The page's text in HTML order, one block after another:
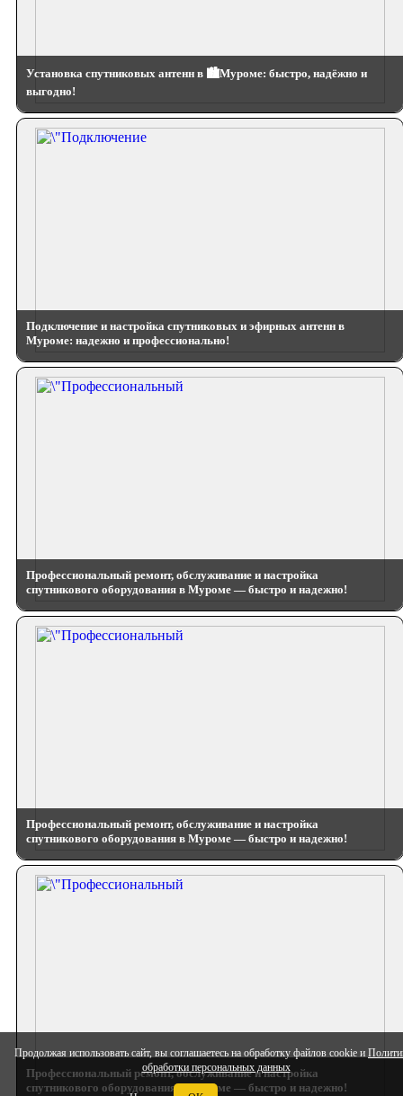
Продолжая использовать сайт, вы соглашаетесь на обработку файлов cookie и
обработки персональных данных
Установка спутниковых антенн в 🏙️Муроме: быстро, надёжно и
выгодно!
Подключение и настройка спутниковых и эфирных антенн в
Муроме: надежно и профессионально!
Профессиональный ремонт, обслуживание и настройка
спутникового оборудования в Муроме — быстро и надежно!
Профессиональный ремонт, обслуживание и настройка
спутникового оборудования в Муроме — быстро и надежно!
Профессиональный ремонт, обслуживание и настройка
спутникового оборудования в Муроме — быстро и надежно!